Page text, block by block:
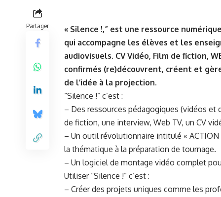
Partager
« Silence !,” est une ressource
qui accompagne les élèves et les
audiovisuels. CV Vidéo, Film de fiction,
confirmés (re)découvrent, créent et
de l’idée à la projection.
“Silence !” c’est :
– Des ressources pédagogiques (vidéos et
de fiction, une interview, Web TV, un CV
– Un outil révolutionnaire intitulé «
la thématique à la préparation de tournage.
– Un logiciel de montage vidéo complet
Utiliser “Silence !” c’est :
– Créer des projets uniques comme les